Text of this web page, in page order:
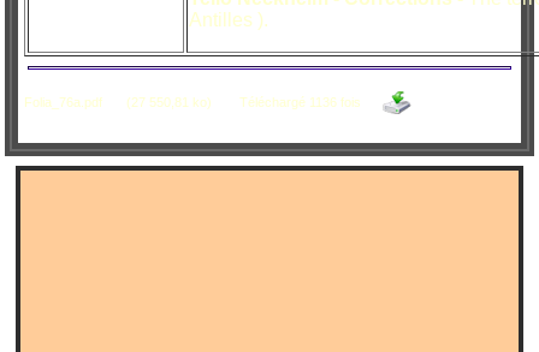
Antilles ).
Folia_76a.pdf (27 550,81 ko) Téléchargé 1136 fois